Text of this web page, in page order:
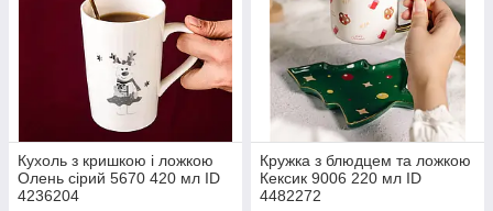
Кухоль з кришкою і ложкою
Олень сірий 5670 420 мл ID
4236204
Кружка з блюдцем та ложкою
Кексик 9006 220 мл ID
4482272